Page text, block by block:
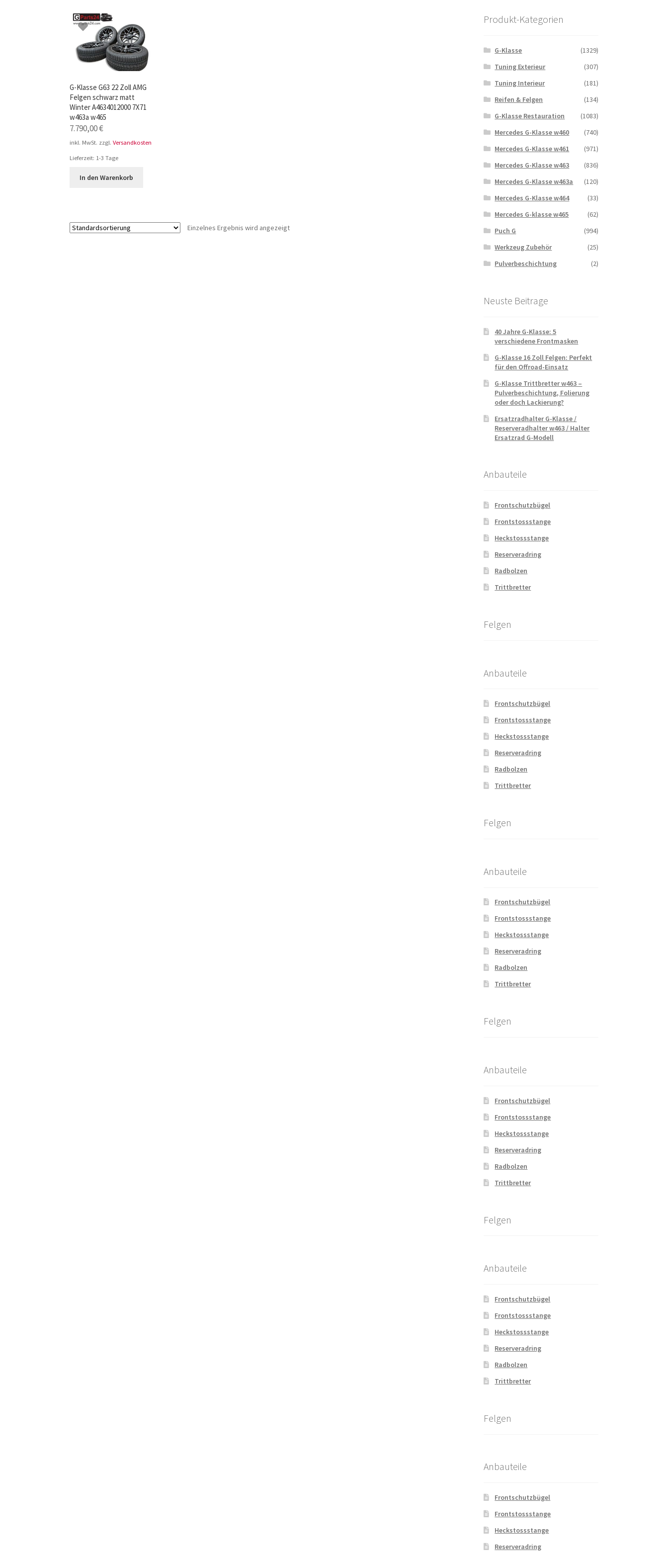
TOP-Seller: G-Klasse Trittbretter schwarz für den w463
Impressum
G-Klasse G63 22 Zoll AMG
Felgen schwarz matt
Winter A4634012000 7X71
w463a w465
7.790,00€
inkl. MwSt. zzgl.Versandkosten
Lieferzeit: 1-3 Tage
In den Warenkorb
Einzelnes Ergebnis wird angezeigt
Produkt-Kategorien
G-Klasse
(1329)
Tuning Exterieur
(307)
Tuning Interieur
(181)
Reifen & Felgen
(134)
G-Klasse Restauration
(1083)
Mercedes G-Klasse w460
(740)
Mercedes G-Klasse w461
(971)
Mercedes G-Klasse w463
(836)
Mercedes G-Klasse w463a
(120)
Mercedes G-Klasse w464
(33)
Mercedes G-klasse w465
(62)
Puch G
(994)
Werkzeug Zubehör
(25)
Pulverbeschichtung
(2)
Neuste Beitrage
40 Jahre G-Klasse: 5
verschiedene Frontmasken
G-Klasse 16 Zoll Felgen: Perfekt
für den Offroad-Einsatz
G-Klasse Trittbretter w463 –
Pulverbeschichtung, Folierung
oder doch Lackierung?
Ersatzradhalter G-Klasse /
Reserveradhalter w463 / Halter
Ersatzrad G-Modell
Anbauteile
Frontschutzbügel
Frontstossstange
Heckstossstange
Reserveradring
Radbolzen
Trittbretter
Felgen
Anbauteile
Frontschutzbügel
Frontstossstange
Heckstossstange
Reserveradring
Radbolzen
Trittbretter
Felgen
Anbauteile
Frontschutzbügel
Frontstossstange
Heckstossstange
Reserveradring
Radbolzen
Trittbretter
Felgen
Anbauteile
Frontschutzbügel
Frontstossstange
Heckstossstange
Reserveradring
Radbolzen
Trittbretter
Felgen
Anbauteile
Frontschutzbügel
Frontstossstange
Heckstossstange
Reserveradring
Radbolzen
Trittbretter
Felgen
Anbauteile
Frontschutzbügel
Frontstossstange
Heckstossstange
Reserveradring